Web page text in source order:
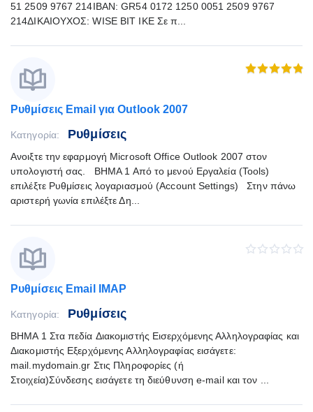
51 2509 9767 214IBAN: GR54 0172 1250 0051 2509 9767
214ΔΙΚΑΙΟΥΧΟΣ: WISE BIT IKE Σε π...
Ρυθμίσεις Email για Outlook 2007
Κατηγορία: Ρυθμίσεις
Ανοιξτε την εφαρμογή Microsoft Office Outlook 2007 στον
υπολογιστή σας. ΒΗΜΑ 1 Από το μενού Εργαλεία (Tools)
επιλέξτε Ρυθμίσεις λογαριασμού (Account Settings) Στην πάνω
αριστερή γωνία επιλέξτε Δη...
Ρυθμίσεις Email IMAP
Κατηγορία: Ρυθμίσεις
ΒΗΜΑ 1 Στα πεδία Διακομιστής Εισερχόμενης Αλληλογραφίας και
Διακομιστής Εξερχόμενης Αλληλογραφίας εισάγετε:
mail.mydomain.gr Στις Πληροφορίες (ή
Στοιχεία)Σύνδεσης εισάγετε τη διεύθυνση e-mail και τον ...